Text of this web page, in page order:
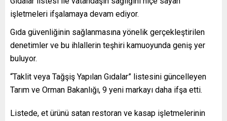
işletmeleri ifşalamaya devam ediyor.
Gıda güvenliğinin sağlanmasına yönelik gerçekleştirilen
denetimler ve bu ihlallerin teşhiri kamuoyunda geniş yer
buluyor.
“Taklit veya Tağşiş Yapılan Gıdalar” listesini güncelleyen
Tarım ve Orman Bakanlığı, 9 yeni markayı daha ifşa etti.
Listede, et ürünü satan restoran ve kasap işletmelerinin